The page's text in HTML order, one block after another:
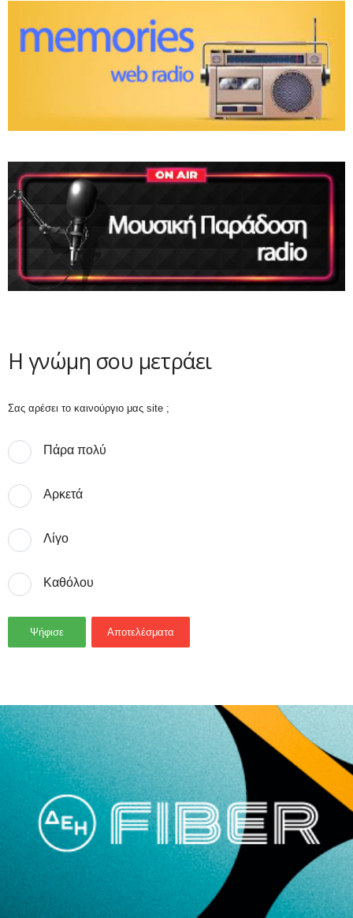
Η γνώμη σου μετράει
Σας αρέσει το καινούργιο μας site ;
Πάρα πολύ
Αρκετά
Λίγο
Καθόλου
Ψήφισε Αποτελέσματα
- Advertisement -